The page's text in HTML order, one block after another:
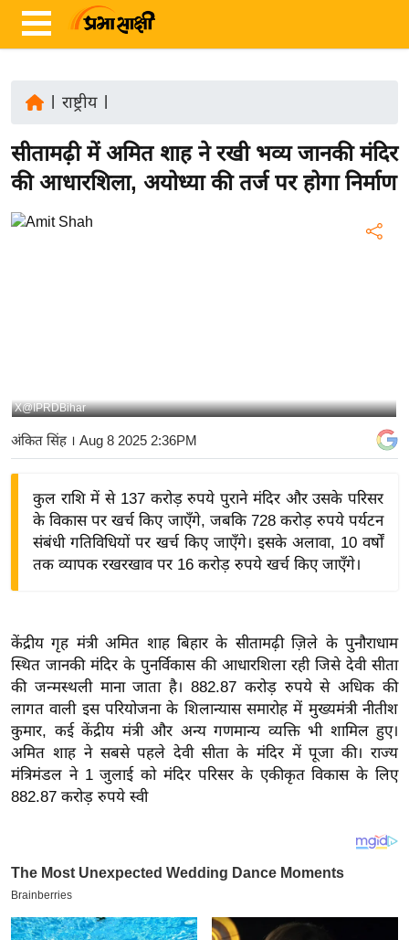
ज़ा
ख
र
ष्ट्री
य
बि
ज
ग
त
वि
शे
ष
ज्ञ
रा
ज
ट
खे
राष्ट्रीय|
सीतामढ़ी में अमित शाह ने रखी भव्य जानकी मंदिर
की आधारशिला, अयोध्या की तर्ज पर होगा निर्माण
X@IPRDBihar
अंकित सिंह। Aug 8 2025 2:36PM
कुल राशि में से 137 करोड़ रुपये पुराने मंदिर और उसके परिसर
के विकास पर खर्च किए जाएँगे, जबकि 728 करोड़ रुपये पर्यटन
संबंधी गतिविधियों पर खर्च किए जाएँगे। इसके अलावा, 10 वर्षों
तक व्यापक रखरखाव पर 16 करोड़ रुपये खर्च किए जाएँगे।
केंद्रीय गृह मंत्री अमित शाह बिहार के सीतामढ़ी ज़िले के पुनौराधाम
स्थित जानकी मंदिर के पुनर्विकास की आधारशिला रही जिसे देवी सीता
की जन्मस्थली माना जाता है। 882.87 करोड़ रुपये से अधिक की
लागत वाली इस परियोजना के शिलान्यास समारोह में मुख्यमंत्री नीतीश
कुमार, कई केंद्रीय मंत्री और अन्य गणमान्य व्यक्ति भी शामिल हुए।
अमित शाह ने सबसे पहले देवी सीता के मंदिर में पूजा की। राज्य
मंत्रिमंडल ने 1 जुलाई को मंदिर परिसर के एकीकृत विकास के लिए
882.87 करोड़ रुपये स्वी